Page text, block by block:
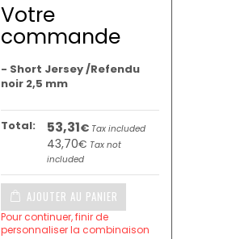
Votre
commande
- Short Jersey /Refendu
noir 2,5 mm
Total: 53,31€ Tax included
43,70€ Tax not
included
AJOUTER AU PANIER
Pour continuer, finir de
personnaliser la combinaison